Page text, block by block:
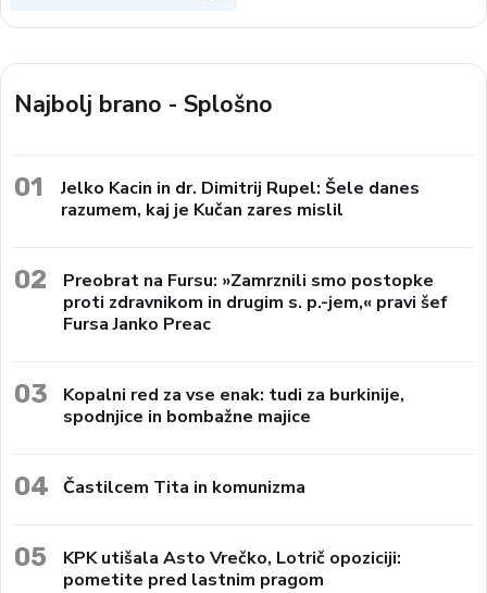
Najbolj brano - Splošno
01
Jelko Kacin in dr. Dimitrij Rupel: Šele danes
razumem, kaj je Kučan zares mislil
02
Preobrat na Fursu: »Zamrznili smo postopke
proti zdravnikom in drugim s. p.-jem,« pravi šef
Fursa Janko Preac
03
Kopalni red za vse enak: tudi za burkinije,
spodnjice in bombažne majice
04 Častilcem Tita in komunizma
05
KPK utišala Asto Vrečko, Lotrič opoziciji:
pometite pred lastnim pragom